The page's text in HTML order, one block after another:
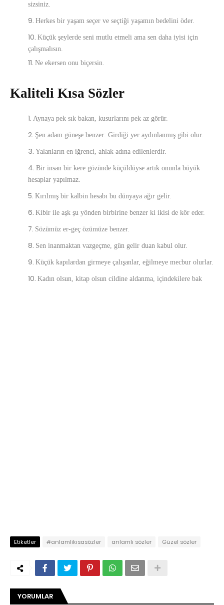
sizsiniz.
Herkes bir yaşam seçer ve seçtiği yaşamın bedelini öder.
Küçük şeylerde seni mutlu etmeli ama sen daha iyisi için
çalışmalısın.
Ne ekersen onu biçersin.
Kaliteli Kısa Sözler
Aynaya pek sık bakan, kusurlarını pek az görür.
Şen adam güneşe benzer: Girdiği yer aydınlanmış gibi olur.
Yalanların en iğrenci, ahlak adına edilenlerdir.
Bir insan bir kere gözünde küçüldüyse artık onunla büyük
hesaplar yapılmaz.
Kırılmış bir kalbin hesabı bu dünуaуa ağır gelir.
Kibir ile aşk şu yönden birbirine benzer ki ikisi de kör eder.
Sözümüz er-geç özümüze benzer.
Sen inanmaktan vazgeçme, gün gelir duan kabul olur.
Küçük kapılardan girmeye çalışanlar, eğilmeye mecbur olurlar.
Kadın olsun, kitap olsun cildine aldanma, içindekilere bak
Etiketler #anlamlikısasözler anlamlı sözler Güzel sözler
YORUMLAR